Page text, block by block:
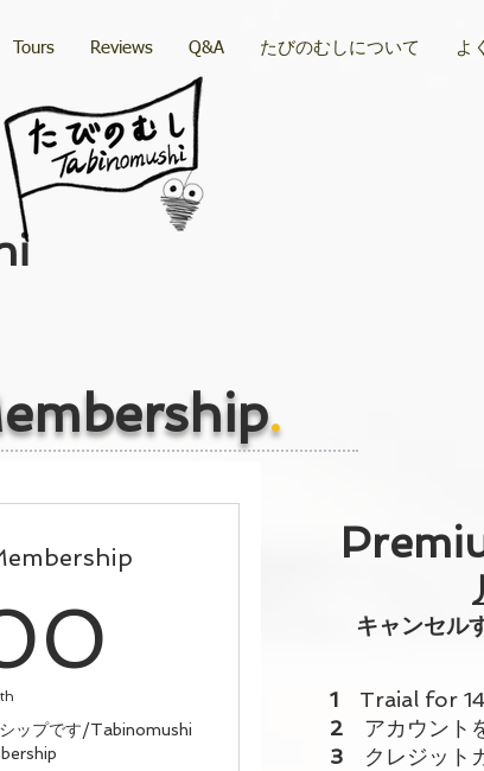
.
1,000¥
ップです/Tabinomushi
キャンセル
1 Traial for 14
2 アカウント
3 クレジット
Tours Reviews Q&A たびのむしについて よ